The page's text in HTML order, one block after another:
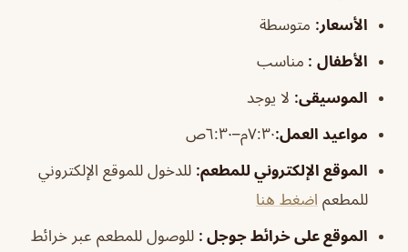
الأسعار: متوسطة
الأطفال : مناسب
الموسيقى: لا يوجد
مواعيد العمل:٧:٣٠م–٦:٣٠ص
الموقع الإلكتروني للمطعم: للدخول للموقع الإلكتروني
للمطعم اضغط هنا
الموقع على خرائط جوجل : للوصول للمطعم عبر خرائط